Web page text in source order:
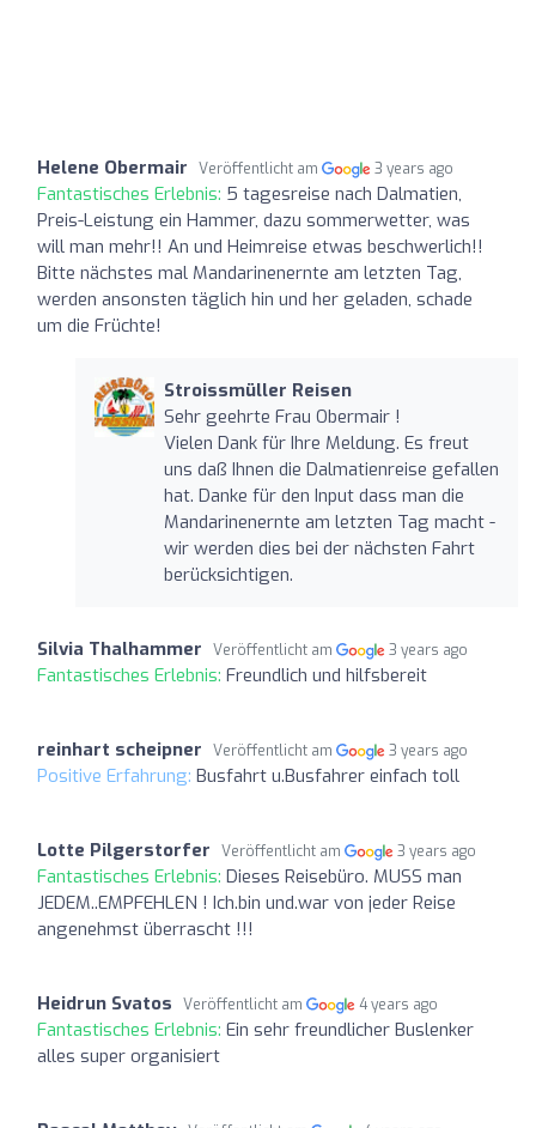
Helene Obermair Veröffentlicht am 3 years ago
Fantastisches Erlebnis: 5 tagesreise nach Dalmatien,
Preis-Leistung ein Hammer, dazu sommerwetter, was
will man mehr!! An und Heimreise etwas beschwerlich!!
Bitte nächstes mal Mandarinenernte am letzten Tag,
werden ansonsten täglich hin und her geladen, schade
um die Früchte!
Stroissmüller Reisen
Sehr geehrte Frau Obermair !
Vielen Dank für Ihre Meldung. Es freut
uns daß Ihnen die Dalmatienreise gefallen
hat. Danke für den Input dass man die
Mandarinenernte am letzten Tag macht -
wir werden dies bei der nächsten Fahrt
berücksichtigen.
Silvia Thalhammer Veröffentlicht am 3 years ago
Fantastisches Erlebnis: Freundlich und hilfsbereit
reinhart scheipner Veröffentlicht am 3 years ago
Positive Erfahrung: Busfahrt u.Busfahrer einfach toll
Lotte Pilgerstorfer Veröffentlicht am 3 years ago
Fantastisches Erlebnis: Dieses Reisebüro. MUSS man
JEDEM..EMPFEHLEN ! Ich.bin und.war von jeder Reise
angenehmst überrascht !!!
Heidrun Svatos Veröffentlicht am 4 years ago
Fantastisches Erlebnis: Ein sehr freundlicher Buslenker
alles super organisiert